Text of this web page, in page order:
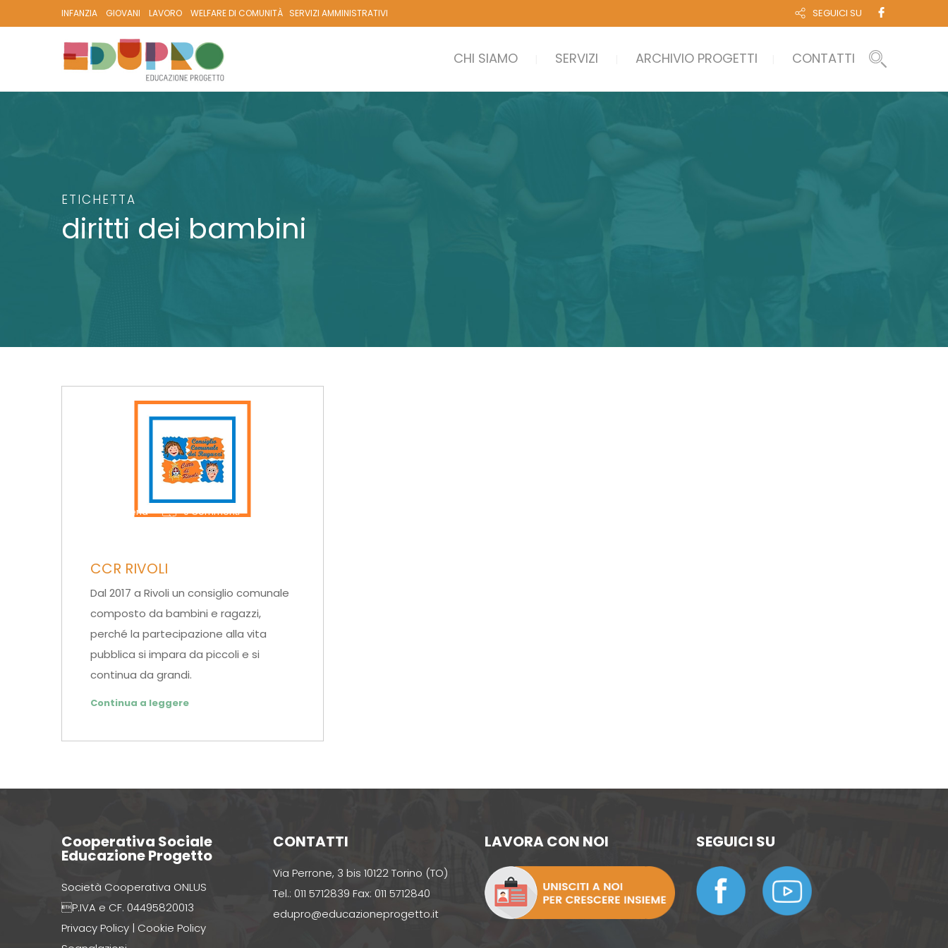
INFANZIA GIOVANI LAVORO WELFARE DI COMUNITÀ SERVIZI AMMINISTRATIVI SEGUICI SU
CHI SIAMO SERVIZI ARCHIVIO PROGETTI CONTATTI
ETICHETTA
diritti dei bambini
di serena 0 Commenti
CCR RIVOLI
Dal 2017 a Rivoli un consiglio comunale
composto da bambini e ragazzi,
perché la partecipazione alla vita
pubblica si impara da piccoli e si
continua da grandi.
Continua a leggere
Cooperativa Sociale
Educazione Progetto
Società Cooperativa ONLUS
P.IVA e CF. 04495820013
Privacy Policy | Cookie Policy
CONTATTI
Via Perrone, 3 bis 10122 Torino (TO)
Tel.: 011 5712839 Fax: 011 5712840
edupro@educazioneprogetto.it
LAVORA CON NOI SEGUICI SU